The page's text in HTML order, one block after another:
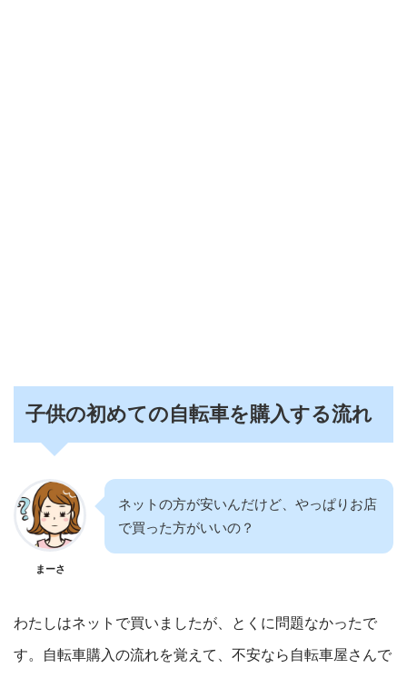
子供の初めての自転車を購入する流れ
まーさ
ネットの方が安いんだけど、やっぱりお店
で買った方がいいの？
わたしはネットで買いましたが、とくに問題なかったで
す。自転車購入の流れを覚えて、不安なら自転車屋さんで